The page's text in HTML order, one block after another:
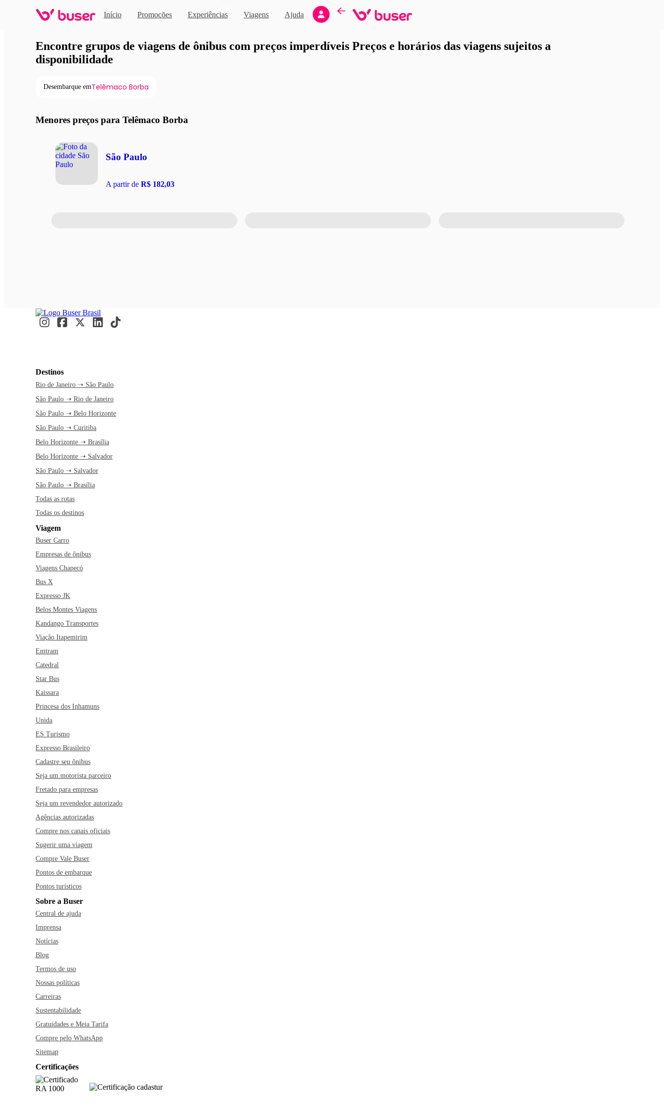
Início Promoções Experiências Viagens Ajuda
Viagens de ônibus em promoção
Encontre grupos de viagens de ônibus com preços imperdíveis Preços e horários das viagens sujeitos a
disponibilidade
Desembarque emTelêmaco Borba
Menores preços para Telêmaco Borba
São Paulo
A partir de R$ 182,03
Destinos
Rio de Janeiro ➝ São Paulo
São Paulo ➝ Rio de Janeiro
São Paulo ➝ Belo Horizonte
São Paulo ➝ Curitiba
Belo Horizonte ➝ Brasília
Belo Horizonte ➝ Salvador
São Paulo ➝ Salvador
São Paulo ➝ Brasília
Todas as rotas
Todas os destinos
Viagem
Buser Carro
Empresas de ônibus
Viagens Chapecó
Bus X
Expresso JK
Belos Montes Viagens
Kandango Transportes
Viação Itapemirim
Emtram
Catedral
Star Bus
Kaissara
Princesa dos Inhamuns
Unida
ES Turismo
Expresso Brasileiro
Cadastre seu ônibus
Seja um motorista parceiro
Fretado para empresas
Seja um revendedor autorizado
Agências autorizadas
Compre nos canais oficiais
Sugerir uma viagem
Compre Vale Buser
Pontos de embarque
Pontos turísticos
Sobre a Buser
Central de ajuda
Imprensa
Notícias
Blog
Termos de uso
Nossas políticas
Carreiras
Sustentabilidade
Gratuidades e Meia Tarifa
Compre pelo WhatsApp
Sitemap
Certificações